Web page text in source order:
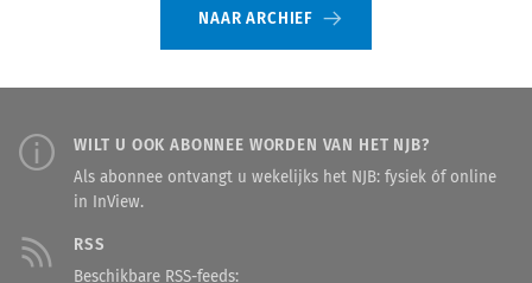
NAAR ARCHIEF
WILT U OOK ABONNEE WORDEN VAN HET NJB?
Als abonnee ontvangt u wekelijks het NJB: fysiek óf online
in InView.
RSS
Beschikbare RSS-feeds: